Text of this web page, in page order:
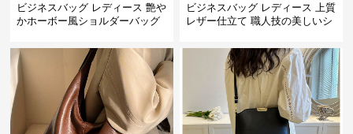
ビジネスバッグ レディース 艶や
かホーボー風ショルダーバッグ
ビジネスバッグ レディース 上質
レザー仕立て 職人技の美しいシ